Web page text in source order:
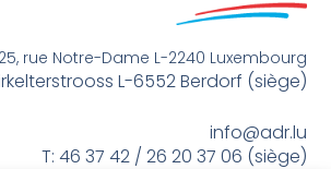
25, rue Notre-Dame L-2240 Luxembourg
L-6552 Berdorf (siège)
info@adr.lu
T: 46 37 42 / 26 20 37 06 (siège)